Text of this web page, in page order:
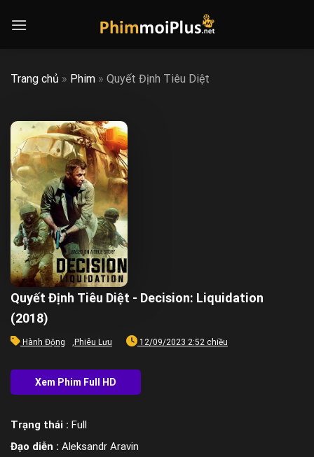
Trang chủ » Phim » Quyết Định Tiêu Diệt
Quyết Định Tiêu Diệt - Decision: Liquidation
(2018)
Hành Động Phiêu Lưu 12/09/2023 2:52 chiều
Trạng thái : Full
Đạo diễn : Aleksandr Aravin